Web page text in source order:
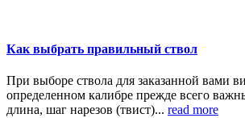
Как выбрать правильный ствол
При выборе ствола для заказанной вами
определенном калибре прежде всего
длина, шаг нарезов (твист)... read more